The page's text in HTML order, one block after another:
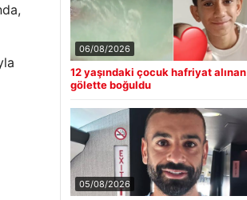
06/08/2026
12 yaşındaki çocuk hafriyat alınan
gölette boğuldu
05/08/2026